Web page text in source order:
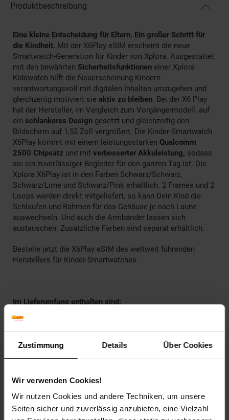
Zustimmung Details Über Cookies
Wir verwenden Cookies!
Wir nutzen Cookies und andere Techniken, um unsere
Seiten sicher und zuverlässig anzubieten, eine Vielzahl
Produktbeschreibung
Eine kleine Entscheidung für Eltern. Ein großer Schritt für
die Kindheit. Mit der X6Play eSIM erscheint die neue
Smartwatch-Generation für Kinder von Xplora. Ausgestattet
mit den bewährten Sicherheitsfunktionen einer Xplora
Kidswatch hilft die Neuerscheinung Kindern
verantwortungsvoll mit digitalen Inhalten umzugehen und
gleichzeitig motiviert sie aktiv zu bleiben. Bei der X6 Play
hat der Hersteller, im Vergleich zum Vorgängermodell, auf
ein schlankeres Design gesetzt und gleichzeitig den
Bildschirm auf 1,52 Zoll vergrößert. Die Kinder-Smartwatch
X6Play kommt mit einem leistungsstarken Qualcomm
2500 Chipsatz und mit verbesserter Akkuleistung, sodass
sie ein zuverlässiger Begleiter für den ganzen Tag ist. Die
Xplora X6Play ist in den Farben Schwarz/Schwarz,
Schwarz/Lime und Schwarz/Pink erhältlich. 2 Frames und 2
Loops werden direkt mitgeliefert, so kann Dein Kind die
Schlaufen und Rahmen für das Gehäuse je nach Laune
auswechseln. Und auch die Armbänder lassen sich
austauschen. Zusätzliche Farben sind separat erhältlich.
Bestelle jetzt die X6Play eSIM des weltweit führenden
Herstellers für Kinder-Smartwatches.
Im Lieferumfang enthalten sind:
2 Frames für das Gehäuse
2 Loops für das Armband
Ladestation
Quick Start Guide
Artikelnummer: 2545399000
EAN: 7090048402969